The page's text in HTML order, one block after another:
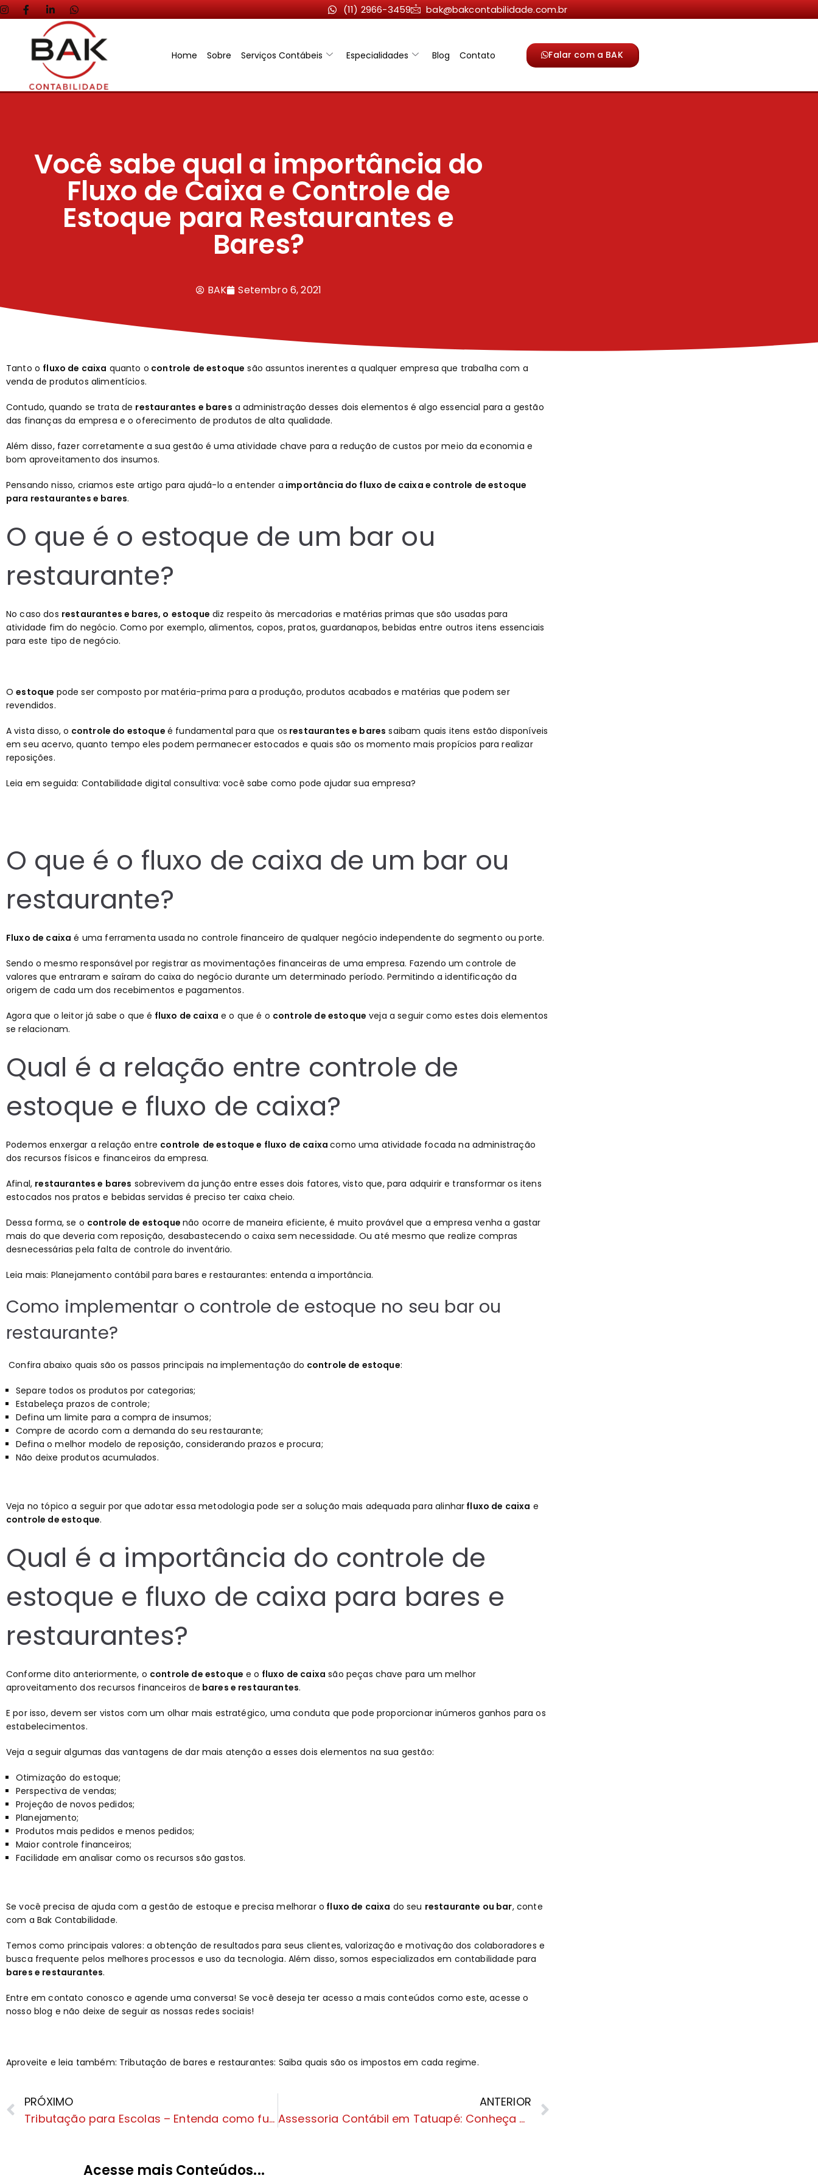
(11) 2966-3459 bak@bakcontabilidade.com.br
Home Sobre Serviços Contábeis Especialidades Blog Contato Falar com a BAK
Você sabe qual a importância do
Fluxo de Caixa e Controle de
Estoque para Restaurantes e
Bares?
BAK Setembro 6, 2021
Tanto o fluxo de caixa quanto o controle de estoque são assuntos inerentes a qualquer empresa que trabalha com a
venda de produtos alimentícios.
Contudo, quando se trata de restaurantes e bares a administração desses dois elementos é algo essencial para a gestão
das finanças da empresa e o oferecimento de produtos de alta qualidade.
Além disso, fazer corretamente a sua gestão é uma atividade chave para a redução de custos por meio da economia e
bom aproveitamento dos insumos.
Pensando nisso, criamos este artigo para ajudá-lo a entender a importância do fluxo de caixa e controle de estoque
para restaurantes e bares.
O que é o estoque de um bar ou
restaurante?
No caso dos restaurantes e bares, o estoque diz respeito às mercadorias e matérias primas que são usadas para
atividade fim do negócio. Como por exemplo, alimentos, copos, pratos, guardanapos, bebidas entre outros itens essenciais
para este tipo de negócio.
Oestoque pode ser composto por matéria-prima para a produção, produtos acabados e matérias que podem ser
revendidos.
A vista disso, o controle do estoque é fundamental para que os restaurantes e bares saibam quais itens estão disponíveis
em seu acervo, quanto tempo eles podem permanecer estocados e quais são os momento mais propícios para realizar
reposições.
Leia em seguida: Contabilidade digital consultiva: você sabe como pode ajudar sua empresa?
O que é o fluxo de caixa de um bar ou
restaurante?
Fluxo de caixa é uma ferramenta usada no controle financeiro de qualquer negócio independente do segmento ou porte.
Sendo o mesmo responsável por registrar as movimentações financeiras de uma empresa. Fazendo um controle de
valores que entraram e saíram do caixa do negócio durante um determinado período. Permitindo a identificação da
origem de cada um dos recebimentos e pagamentos.
Agora que o leitor já sabe o que é fluxo de caixa e o que é o controle de estoque veja a seguir como estes dois elementos
se relacionam.
Qual é a relação entre controle de
estoque e fluxo de caixa?
Podemos enxergar a relação entre controle de estoque e fluxo de caixacomo uma atividade focada na administração
dos recursos físicos e financeiros da empresa.
Afinal, restaurantes e bares sobrevivem da junção entre esses dois fatores, visto que, para adquirir e transformar os itens
estocados nos pratos e bebidas servidas é preciso ter caixa cheio.
Dessa forma, se o controle de estoquenão ocorre de maneira eficiente, é muito provável que a empresa venha a gastar
mais do que deveria com reposição, desabastecendo o caixa sem necessidade. Ou até mesmo que realize compras
desnecessárias pela falta de controle do inventário.
Leia mais: Planejamento contábil para bares e restaurantes: entenda a importância.
Como implementar o controle de estoque no seu bar ou
restaurante?
Confira abaixo quais são os passos principais na implementação do controle de estoque:
Separe todos os produtos por categorias;
Estabeleça prazos de controle;
Defina um limite para a compra de insumos;
Compre de acordo com a demanda do seu restaurante;
Defina o melhor modelo de reposição, considerando prazos e procura;
Não deixe produtos acumulados.
Veja no tópico a seguir por que adotar essa metodologia pode ser a solução mais adequada para alinhar fluxo de caixa e
controle de estoque.
Qual é a importância do controle de
estoque e fluxo de caixa para bares e
restaurantes?
Conforme dito anteriormente, o controle de estoque e o fluxo de caixa são peças chave para um melhor
aproveitamento dos recursos financeiros de bares e restaurantes.
E por isso, devem ser vistos com um olhar mais estratégico, uma conduta que pode proporcionar inúmeros ganhos para os
estabelecimentos.
Veja a seguir algumas das vantagens de dar mais atenção a esses dois elementos na sua gestão:
Otimização do estoque;
Perspectiva de vendas;
Projeção de novos pedidos;
Planejamento;
Produtos mais pedidos e menos pedidos;
Maior controle financeiros;
Facilidade em analisar como os recursos são gastos.
Se você precisa de ajuda com a gestão de estoque e precisa melhorar o fluxo de caixa do seu restaurante ou bar, conte
com a Bak Contabilidade.
Temos como principais valores: a obtenção de resultados para seus clientes, valorização e motivação dos colaboradores e
busca frequente pelos melhores processos e uso da tecnologia. Além disso, somos especializados em contabilidade para
bares e restaurantes.
Entre emcontato conosco e agende uma conversa! Se você deseja ter acesso a mais conteúdos como este, acesse o
nosso blog e não deixe de seguir as nossas redes sociais!
Aproveite e leia também: Tributação de bares e restaurantes: Saiba quais são os impostos em cada regime.
PRÓXIMO
Tributação para Escolas – Entenda como funciona
ANTERIOR
Assessoria Contábil em Tatuapé: Conheça a Bak
Acesse mais Conteúdos...